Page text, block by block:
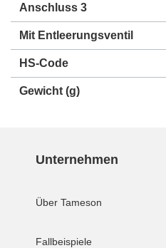
Anschluss 3
Mit Entleerungsventil
HS-Code
Gewicht (g)
Unternehmen
Über Tameson
Fallbeispiele